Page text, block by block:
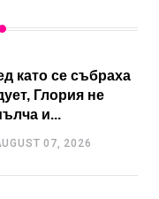
като се събраха
Глория не
и...
07, 2026